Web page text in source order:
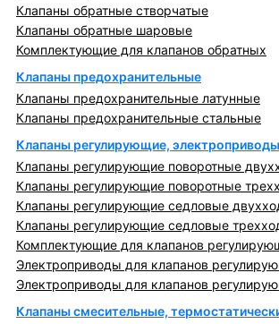
Клапаны обратные створчатые
Клапаны обратные шаровые
Комплектующие для клапанов обратных
Клапаны предохранительные
Клапаны предохранительные латунные
Клапаны предохранительные стальные
Клапаны регулирующие,
Клапаны регулирующие поворотные
Клапаны регулирующие поворотные
Клапаны регулирующие седловые
Клапаны регулирующие седловые
Комплектующие для клапанов
Электроприводы для клапанов
Электроприводы для клапанов
Клапаны смесительные,